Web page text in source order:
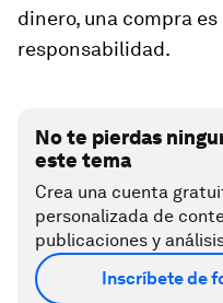
dinero, una compra
responsabilidad.
No te pierdas
este tema
Crea una cuenta
personalizada de
publicaciones y
Inscríbete de